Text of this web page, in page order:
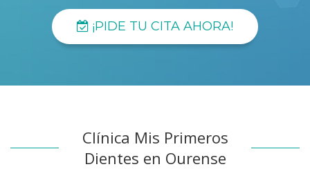
¡PIDE TU CITA AHORA!
Clínica Mis Primeros
Dientes en Ourense